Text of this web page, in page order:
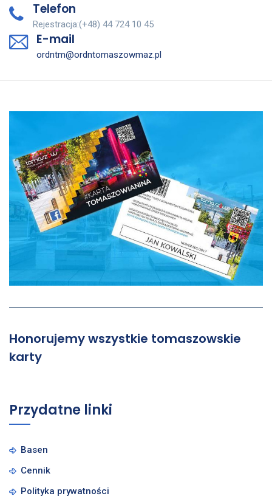
Telefon
Rejestracja:(+48) 44 724 10 45
E-mail
ordntm@ordntomaszowmaz.pl
Honorujemy wszystkie tomaszowskie
karty
Przydatne linki
Basen
Cennik
Polityka prywatności